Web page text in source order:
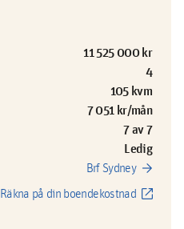
11 525 000 kr
4
105 kvm
7 051 kr/mån
7 av 7
Ledig
Brf Sydney arrow_forward
Räkna på din boendekostnad open_in_new